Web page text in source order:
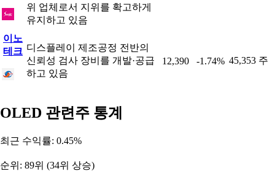
위 업체로서 지위를 확고하게
유지하고 있음
이노
테크 디스플레이 제조공정 전반의
신뢰성 검사 장비를 개발·공급
하고 있음
12,390 -1.74% 45,353 주
OLED 관련주 통계
최근 수익률: 0.45%
순위: 89위 (34위 상승)